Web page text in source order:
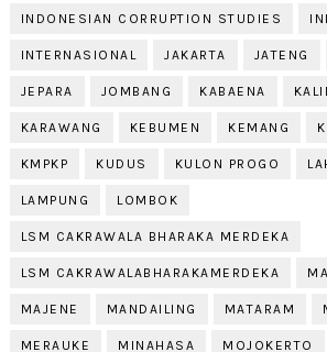
INDONESIAN CORRUPTION STUDIES
INTERNASIONAL JAKARTA JATENG
JEPARA JOMBANG KABAENA
KARAWANG KEBUMEN KEMANG
KMPKP KUDUS KULON PROGO
LAMPUNG LOMBOK
LSM CAKRAWALA BHARAKA MERDEKA
LSM CAKRAWALABHARAKAMERDEKA
MAJENE MANDAILING MATARAM
MERAUKE MINAHASA MOJOKERTO